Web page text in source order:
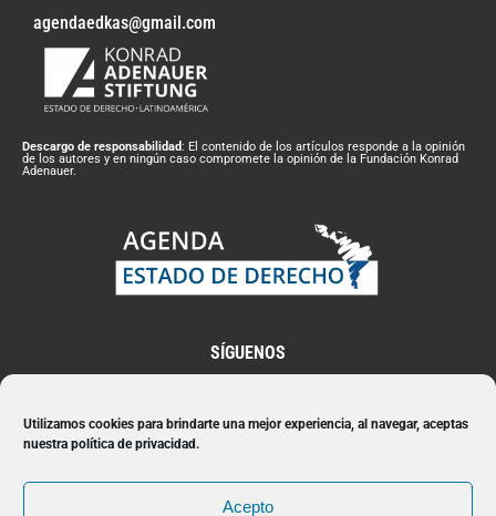
Utilizamos cookies para brindarte una mejor experiencia, al navegar, aceptas
nuestra política de privacidad.
Acepto
agendaedkas@gmail.com
Descargo de responsabilidad: El contenido de los artículos responde a la opinión
de los autores y en ningún caso compromete la opinión de la Fundación Konrad
Adenauer.
SÍGUENOS